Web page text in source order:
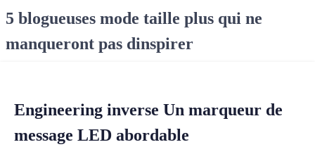
5 blogueuses mode taille plus qui ne
manqueront pas dinspirer
Engineering inverse Un marqueur de
message LED abordable